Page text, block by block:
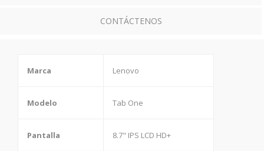
CONTÁCTENOS
Marca Lenovo
Modelo Tab One
Pantalla 8.7" IPS LCD HD+